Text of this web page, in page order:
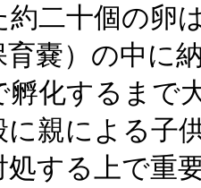
約二十個の卵
育嚢）の中に
孵化するまで
に親による子
処する上で重